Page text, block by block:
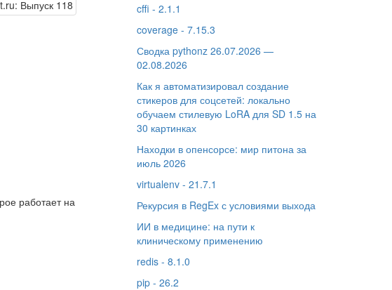
работает на
cffi - 2.1.1
coverage - 7.15.3
Сводка pythonz 26.07.2026 —
02.08.2026
Как я автоматизировал создание
стикеров для соцсетей: локально
обучаем стилевую LoRA для SD 1.5 на
30 картинках
Находки в опенсорсе: мир питона за
июль 2026
virtualenv - 21.7.1
Рекурсия в RegEx с условиями выхода
ИИ в медицине: на пути к
клиническому применению
redis - 8.1.0
pip - 26.2